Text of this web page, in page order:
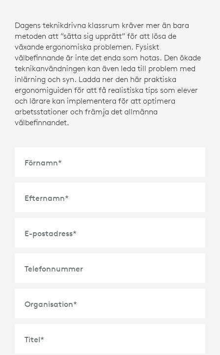
Dagens teknikdrivna klassrum kräver mer än bara
metoden att ”sätta sig upprätt” för att lösa de
växande ergonomiska problemen. Fysiskt
välbefinnande är inte det enda som hotas. Den ökade
teknikanvändningen kan även leda till problem med
inlärning och syn. Ladda ner den här praktiska
ergonomiguiden för att få realistiska tips som elever
och lärare kan implementera för att optimera
arbetsstationer och främja det allmänna
välbefinnandet.
Förnamn*
Efternamn*
E-postadress*
Telefonnummer
Organisation*
Titel*